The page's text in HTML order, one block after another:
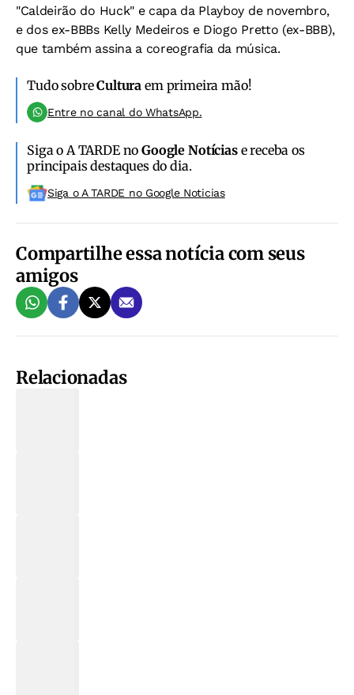
"Caldeirão do Huck" e capa da Playboy de novembro,
e dos ex-BBBs Kelly Medeiros e Diogo Pretto (ex-BBB),
que também assina a coreografia da música.
Tudo sobreCultura em primeira mão!
Entre no canal do WhatsApp.
Siga o A TARDE noGoogle Notíciase receba os
principais destaques do dia.
Siga o A TARDE no Google Noticias
Compartilhe essa notícia com seus
amigos
Relacionadas